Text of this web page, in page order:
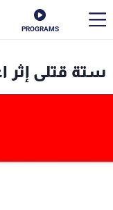
PROGRAMS
ستة قتلى إثر
إقتصاد